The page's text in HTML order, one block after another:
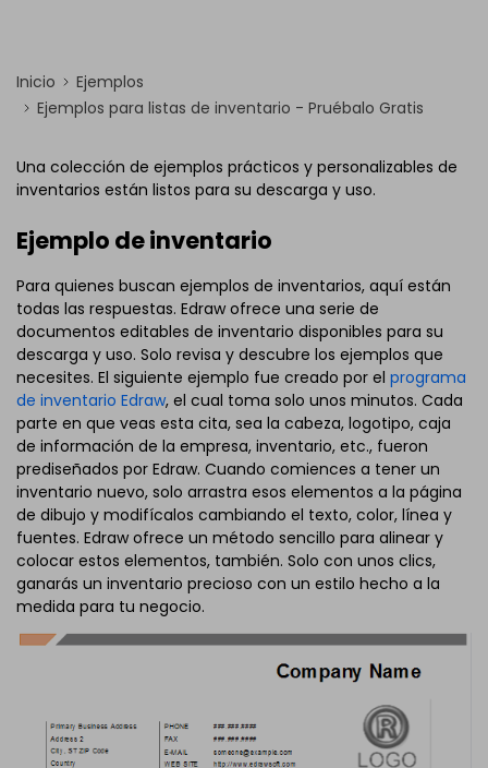
Inicio
Ejemplos
Ejemplos para listas de inventario - Pruébalo Gratis
Una colección de ejemplos prácticos y personalizables de
inventarios están listos para su descarga y uso.
Ejemplo de inventario
Para quienes buscan ejemplos de inventarios, aquí están
todas las respuestas. Edraw ofrece una serie de
documentos editables de inventario disponibles para su
descarga y uso. Solo revisa y descubre los ejemplos que
necesites. El siguiente ejemplo fue creado por el programa
de inventario Edraw, el cual toma solo unos minutos. Cada
parte en que veas esta cita, sea la cabeza, logotipo, caja
de información de la empresa, inventario, etc., fueron
prediseñados por Edraw. Cuando comiences a tener un
inventario nuevo, solo arrastra esos elementos a la página
de dibujo y modifícalos cambiando el texto, color, línea y
fuentes. Edraw ofrece un método sencillo para alinear y
colocar estos elementos, también. Solo con unos clics,
ganarás un inventario precioso con un estilo hecho a la
medida para tu negocio.